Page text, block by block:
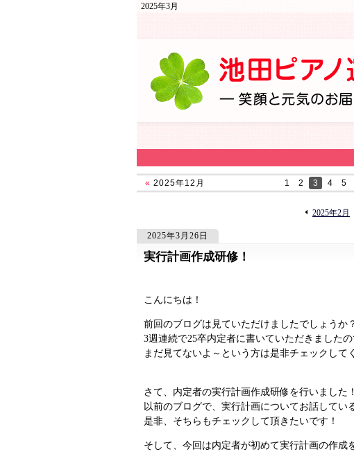
2025年3月
«2025年12月 1 2 3 4 5
«
2025年2月
2025年3月26日
実行計画作成研修！
1950
1950
こんにちは！
前回のブログは見ていただけましたでしょうか
3週連続で25卒内定者に書いていただきましたの
まだ見てないよ～という方は是非チェックして
さて、内定者の実行計画作成研修を行いました
以前のブログで、実行計画についてお話してい
是非、そちらもチェックして頂きたいです！
そして、今回は内定者が初めて実行計画の作成